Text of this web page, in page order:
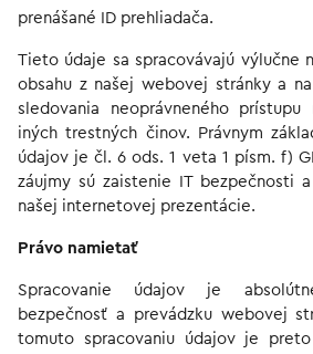
prenášané ID prehliadača.
Tieto údaje sa spracovávajú výlučne
obsahu z našej webovej stránky a
sledovania neoprávneného
iných trestných činov. Právnym
údajov je čl. 6 ods. 1 veta 1 písm. f)
záujmy sú zaistenie IT bezpečnosti
našej internetovej prezentácie.
Právo namietať
Spracovanie údajov je
bezpečnosť a prevádzku webovej
tomuto spracovaniu údajov je